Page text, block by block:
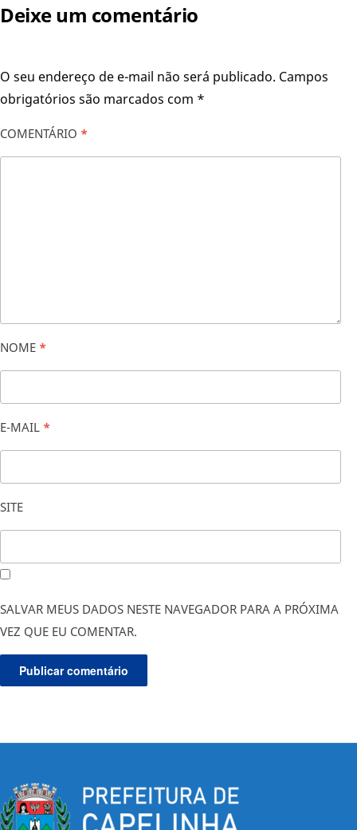
Deixe um comentário
O seu endereço de e-mail não será publicado. Campos
obrigatórios são marcados com *
COMENTÁRIO *
NOME *
E-MAIL *
SITE
SALVAR MEUS DADOS NESTE NAVEGADOR PARA A PRÓXIMA
VEZ QUE EU COMENTAR.